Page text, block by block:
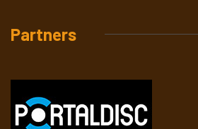
Partners